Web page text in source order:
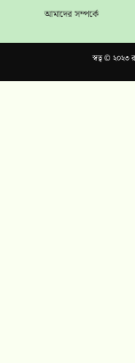
আমাদের সম্পর্কে
স্বত্ব ©